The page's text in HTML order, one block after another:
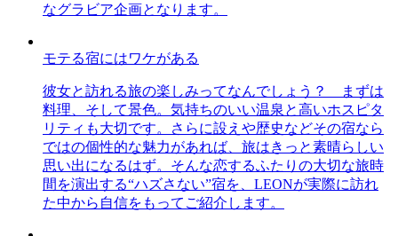
なグラビア企画となります。
モテる宿にはワケがある
彼女と訪れる旅の楽しみってなんでしょう？ まずは
料理、そして景色。気持ちのいい温泉と高いホスピタ
リティも大切です。さらに設えや歴史などその宿なら
ではの個性的な魅力があれば、旅はきっと素晴らしい
思い出になるはず。そんな恋するふたりの大切な旅時
間を演出する“ハズさない”宿を、LEONが実際に訪れ
た中から自信をもってご紹介します。